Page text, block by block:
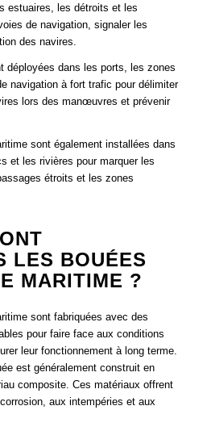
estuaires, les détroits et les
de navigation, signaler les
des navires.
déployées dans les ports, les zones
navigation à fort trafic pour délimiter
lors des manœuvres et prévenir
sont également installées dans
et les rivières pour marquer les
étroits et les zones
LES BOUÉES
MARITIME ?
sont fabriquées avec des
pour faire face aux conditions
leur fonctionnement à long terme.
est généralement construit en
composite. Ces matériaux offrent
aux intempéries et aux